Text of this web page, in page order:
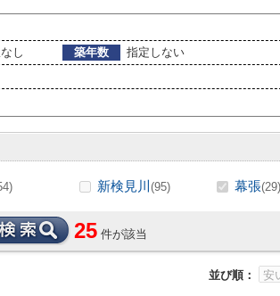
し 築年数
指定しない
新検見川 (95) 幕張(29)
25 件が該当
並び順：